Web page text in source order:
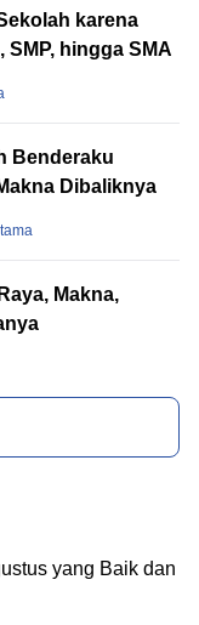
karena
SMP, hingga SMA
Benderaku
Dibaliknya
Makna,
yang Baik dan